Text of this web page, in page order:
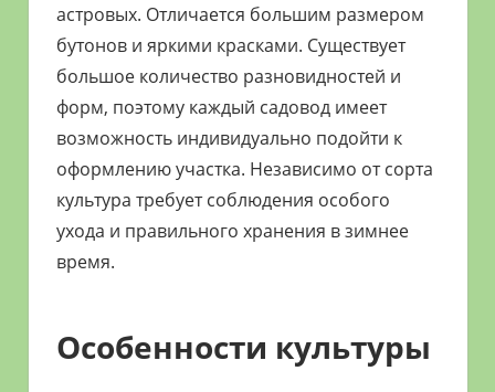
выращивании
богатого
урожая.
астровых. Отличается большим размером
бутонов и яркими красками. Существует
большое количество разновидностей и
форм, поэтому каждый садовод имеет
возможность индивидуально подойти к
оформлению участка. Независимо от сорта
культура требует соблюдения особого
ухода и правильного хранения в зимнее
время.
Особенности культуры